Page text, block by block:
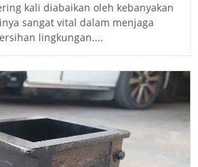
kali diabaikan oleh kebanyakan
sangat vital dalam menjaga
lingkungan....